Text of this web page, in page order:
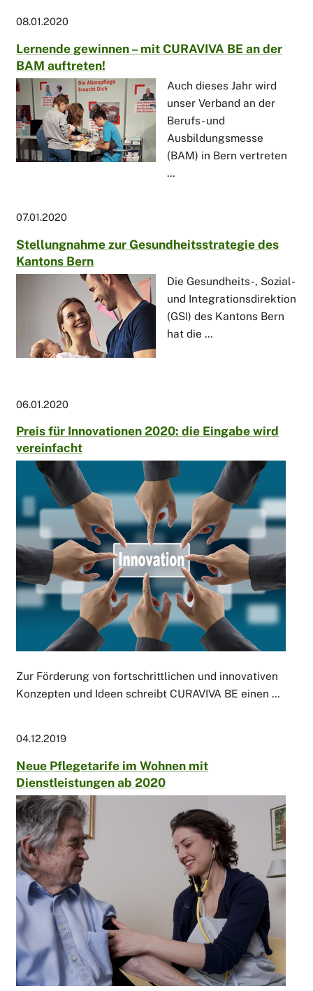
08.01.2020
Lernende gewinnen – mit CURAVIVA BE an der
BAM auftreten!
Auch dieses Jahr wird
unser Verband an der
Berufs- und
Ausbildungsmesse
(BAM) in Bern vertreten
...
07.01.2020
Stellungnahme zur Gesundheitsstrategie des
Kantons Bern
Die Gesundheits-, Sozial-
und Integrationsdirektion
(GSI) des Kantons Bern
hat die ...
06.01.2020
Preis für Innovationen 2020: die Eingabe wird
vereinfacht
Zur Förderung von fortschrittlichen und innovativen
Konzepten und Ideen schreibt CURAVIVA BE einen ...
04.12.2019
Neue Pflegetarife im Wohnen mit
Dienstleistungen ab 2020